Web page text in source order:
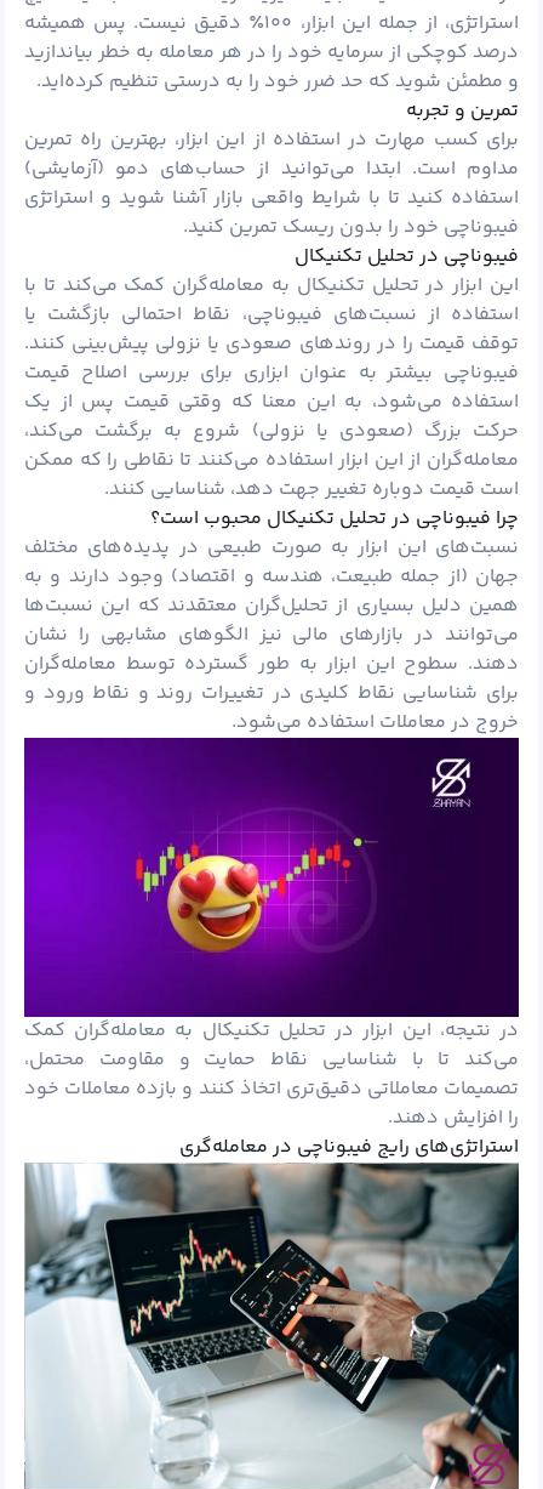
استراتژی، از جمله این ابزار، ۱۰۰٪ دقیق نیست. پس همیشه
درصد کوچکی از سرمایه خود را در هر معامله به خطر بیاندازید
و مطمئن شوید که حد ضرر خود را به درستی تنظیم کرده‌اید.
تمرین و تجربه
برای کسب مهارت در استفاده از این ابزار، بهترین راه تمرین
مداوم است. ابتدا می‌توانید از حساب‌های دمو (آزمایشی)
استفاده کنید تا با شرایط واقعی بازار آشنا شوید و استراتژی
فیبوناچی خود را بدون ریسک تمرین کنید.
فیبوناچی در تحلیل تکنیکال
این ابزار در تحلیل تکنیکال به معامله‌گران کمک می‌کند تا با
استفاده از نسبت‌های فیبوناچی، نقاط احتمالی بازگشت یا
توقف قیمت را در روندهای صعودی یا نزولی پیش‌بینی کنند.
فیبوناچی بیشتر به عنوان ابزاری برای بررسی اصلاح قیمت
استفاده می‌شود، به این معنا که وقتی قیمت پس از یک
حرکت بزرگ (صعودی یا نزولی) شروع به برگشت می‌کند،
معامله‌گران از این ابزار استفاده می‌کنند تا نقاطی را که ممکن
است قیمت دوباره تغییر جهت دهد، شناسایی کنند.
چرا فیبوناچی در تحلیل تکنیکال محبوب است؟
نسبت‌های این ابزار به صورت طبیعی در پدیده‌های مختلف
جهان (از جمله طبیعت، هندسه و اقتصاد) وجود دارند و به
همین دلیل بسیاری از تحلیل‌گران معتقدند که این نسبت‌ها
می‌توانند در بازارهای مالی نیز الگوهای مشابهی را نشان
دهند. سطوح این ابزار به طور گسترده توسط معامله‌گران
برای شناسایی نقاط کلیدی در تغییرات روند و نقاط ورود و
خروج در معاملات استفاده می‌شود.
در نتیجه، این ابزار در تحلیل تکنیکال به معامله‌گران کمک
می‌کند تا با شناسایی نقاط حمایت و مقاومت محتمل،
تصمیمات معاملاتی دقیق‌تری اتخاذ کنند و بازده معاملات خود
را افزایش دهند.
استراتژی‌های رایج فیبوناچی در معامله‌گری